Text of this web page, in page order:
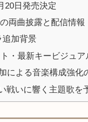
20日発売決定
両曲披露と配信情報
追加背景
・最新キービジュア
による音楽構成強化
戦いに響く主題歌を